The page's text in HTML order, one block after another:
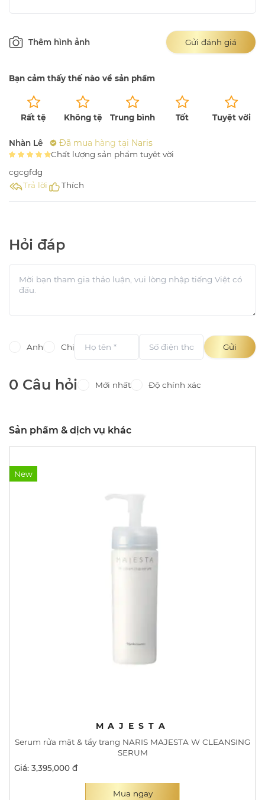
Thêm hình ảnh Gửi đánh giá
Bạn cảm thấy thế nào về sản phẩm
Rất tệ Không tệ Trung bình Tốt Tuyệt vời
Nhàn Lê Đã mua hàng tại Naris
Chất lượng sản phẩm tuyệt vời
cgcgfdg
Trả lời
Thích
Hỏi đáp
Anh Chị Gửi
0 Câu hỏi Mới nhất Độ chính xác
Sản phẩm & dịch vụ khác
New
MAJESTA
Serum rửa mặt & tẩy trang NARIS MAJESTA W CLEANSING
SERUM
Giá: 3,395,000 đ
Mua ngay